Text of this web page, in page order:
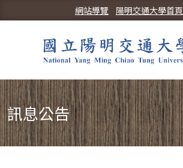
陽明交通大學首頁
網站導覽
訊息公告